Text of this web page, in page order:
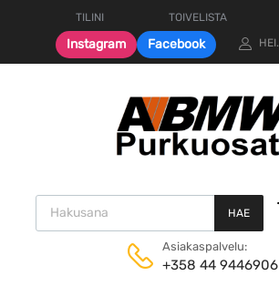
TILINI TOIVELISTA
Instagram Facebook HEI.
Products search
HAE
Asiakaspalvelu:
+358 44 9446906